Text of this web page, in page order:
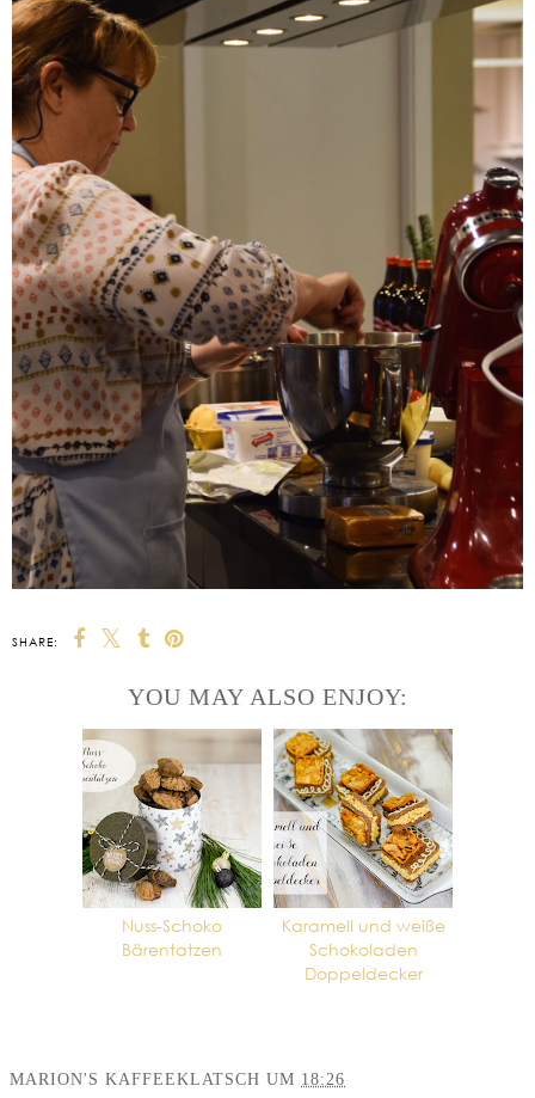
SHARE:
YOU MAY ALSO ENJOY:
Nuss-Schoko
Bärentatzen
Karamell und weiße
Schokoladen
Doppeldecker
MARION'S KAFFEEKLATSCH UM 18:26